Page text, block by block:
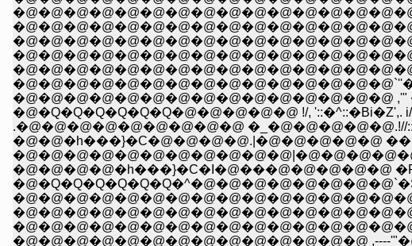
�@�@�@�@�@�@�@�@�@�@�@�@�@�@�@
.�@�@�@�@�@�@�@�@�@ �_�@�@�@�@�@.!//
�@�@�h���}�C�@�@�@�@.|�@�@�@�@�@
�@�@�@�@�h���}�C�I�@���@�@�@�@�@
�@�@�@�@�@�@�@�@�@�@�@�@�@�@ ,----